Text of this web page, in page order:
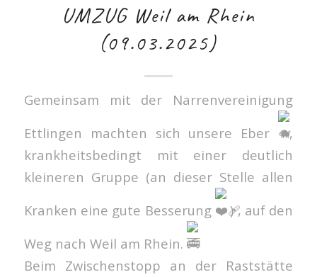
UMZUG Weil am Rhein
(09.03.2025)
Gemeinsam mit der Narrenvereinigung
Ettlingen machten sich unsere Eber
,
krankheitsbedingt mit einer deutlich
kleineren Gruppe (an dieser Stelle allen
Kranken eine gute Besserung
) , auf den
Weg nach Weil am Rhein.
Beim Zwischenstopp an der Raststätte